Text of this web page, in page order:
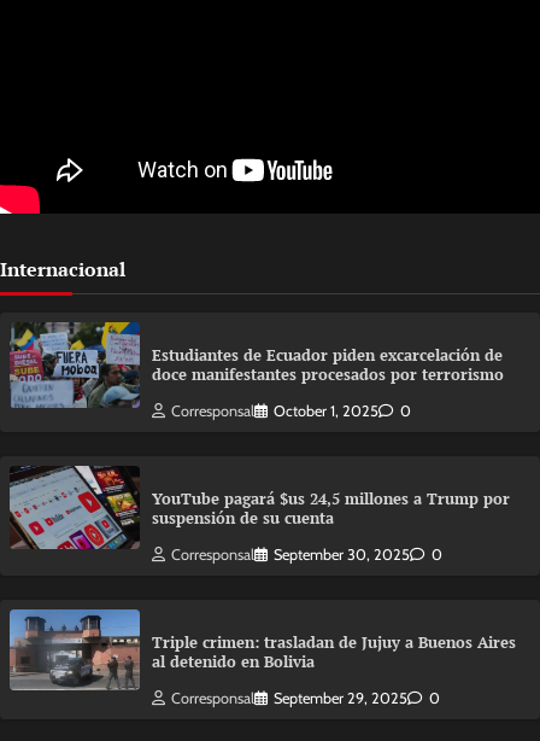
Internacional
Estudiantes de Ecuador piden excarcelación de
doce manifestantes procesados por terrorismo
Corresponsal October 1, 2025 0
YouTube pagará $us 24,5 millones a Trump por
suspensión de su cuenta
Corresponsal September 30, 2025 0
Triple crimen: trasladan de Jujuy a Buenos Aires
al detenido en Bolivia
Corresponsal September 29, 2025 0